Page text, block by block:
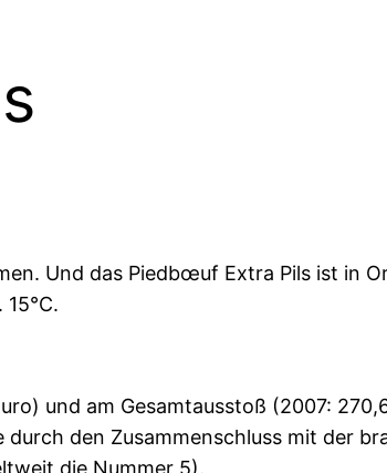
Und das Piedbœuf Extra Pils ist in
und am Gesamtausstoß (2007:
den Zusammenschluss mit der
die Nummer 5).